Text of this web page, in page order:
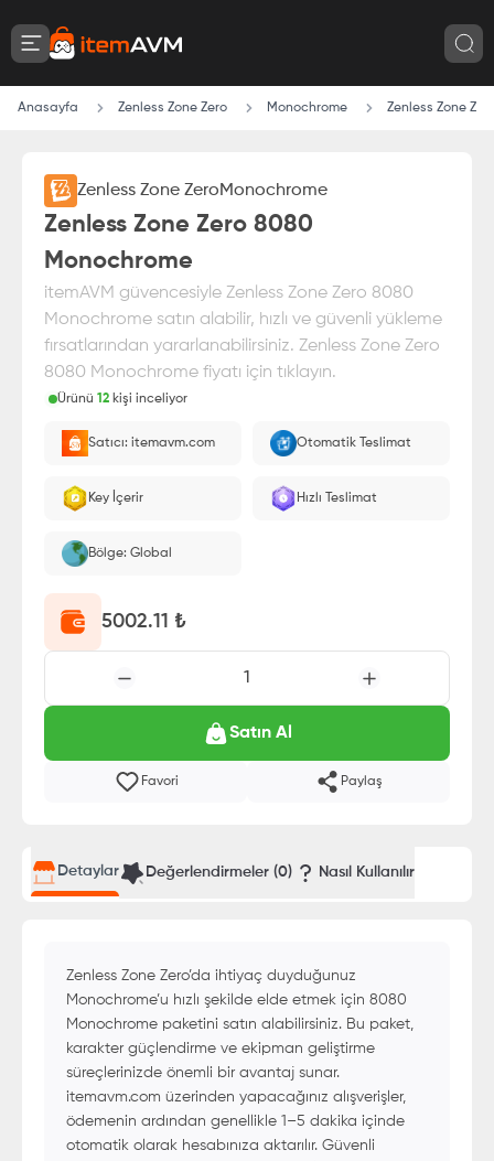
Anasayfa Zenless Zone Zero Monochrome Zenless Zone
Zenless Zone ZeroMonochrome
Zenless Zone Zero 8080
Monochrome
itemAVM güvencesiyle Zenless Zone Zero 8080
Monochrome satın alabilir, hızlı ve güvenli yükleme
fırsatlarından yararlanabilirsiniz. Zenless Zone Zero
8080 Monochrome fiyatı için tıklayın.
Ürünü 12 kişi inceliyor
Oyuncu ID'nize yüklenir.
Satıcı: itemavm.com Otomatik Teslimat
Key İçerir Hızlı Teslimat
Bölge: Global
5002.11 ₺
1
Satın Al
Favori Paylaş
Detaylar Değerlendirmeler (0) Nasıl Kullanılır
Zenless Zone Zero’da ihtiyaç duyduğunuz
Monochrome’u hızlı şekilde elde etmek için 8080
Monochrome paketini satın alabilirsiniz. Bu paket,
karakter güçlendirme ve ekipman geliştirme
süreçlerinizde önemli bir avantaj sunar.
itemavm.com üzerinden yapacağınız alışverişler,
ödemenin ardından genellikle 1–5 dakika içinde
otomatik olarak hesabınıza aktarılır. Güvenli